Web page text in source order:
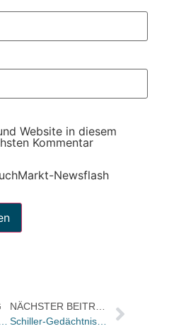
Website in diesem
Kommentar
Newsflash
für Schulklassen